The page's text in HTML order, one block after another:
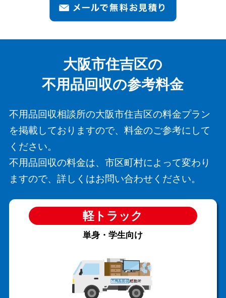
大阪市住吉区の
不用品回収の参考料金
不用品回収相談所の大阪市住吉区の料金プラン
を掲載しておりますので、料金のご参考にして
ください。
不用品回収の料金は、市区町村によって変わり
ますので、詳しくはお問い合わせください。
軽トラック
単身・学生向け